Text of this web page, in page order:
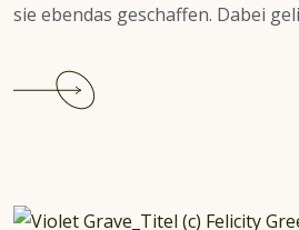
sie ebendas geschaffen. Dabei
&